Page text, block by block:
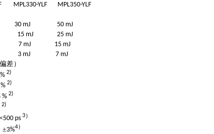
YLF MPL350-YLF
30 mJ 50 mJ
15 mJ 25 mJ
7 mJ 15 mJ
3 mJ 7 mJ
差）
2)
2)
2)
2)
ps 3）
±3%4）